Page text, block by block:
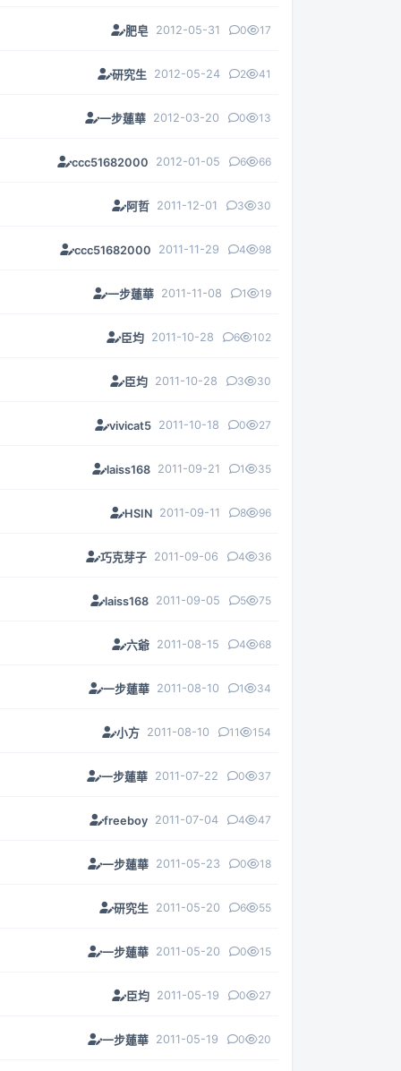
肥皂 2012-05-31 0 17
研究生 2012-05-24 2 41
一步蓮華 2012-03-20 0 13
ccc51682000 2012-01-05 6 66
阿哲 2011-12-01 3 30
ccc51682000 2011-11-29 4 98
一步蓮華 2011-11-08 1 19
臣均 2011-10-28 6 102
臣均 2011-10-28 3 30
vivicat5 2011-10-18 0 27
laiss168 2011-09-21 1 35
HSIN 2011-09-11 8 96
巧克芽子 2011-09-06 4 36
laiss168 2011-09-05 5 75
六爺 2011-08-15 4 68
一步蓮華 2011-08-10 1 34
小方 2011-08-10 11 154
一步蓮華 2011-07-22 0 37
freeboy 2011-07-04 4 47
一步蓮華 2011-05-23 0 18
研究生 2011-05-20 6 55
一步蓮華 2011-05-20 0 15
臣均 2011-05-19 0 27
一步蓮華 2011-05-19 0 20